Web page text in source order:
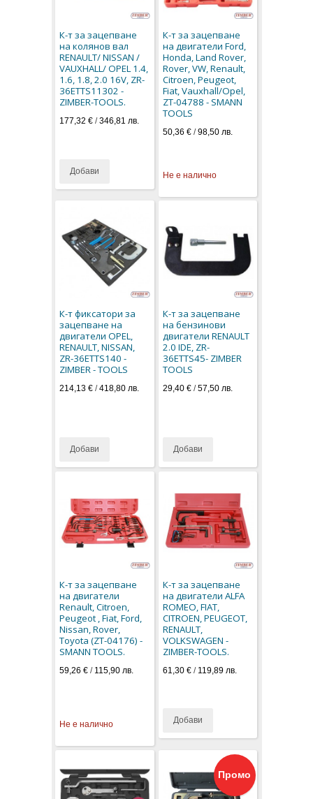
К-т за зацепване
на колянов вал
RENAULT/ NISSAN /
VAUXHALL/ OPEL 1.4,
1.6, 1.8, 2.0 16V, ZR-
36ETTS11302 -
ZIMBER-TOOLS.
177,32 € /346,81 лв.
Добави
К-т за зацепване
на двигатели Ford,
Honda, Land Rover,
Rover, VW, Renault,
Citroen, Peugeot,
Fiat, Vauxhall/Opel,
ZT-04788 - SMANN
TOOLS
50,36 €/98,50 лв.
Не е налично
К-т фиксатори за
зацепване на
двигатели OPEL,
RENAULT, NISSAN,
ZR-36ETTS140 -
ZIMBER - TOOLS
214,13 € /418,80 лв.
Добави
К-т за зацепване
на бензинови
двигатели RENAULT
2.0 IDE, ZR-
36ETTS45- ZIMBER
TOOLS
29,40 €/57,50 лв.
Добави
К-т за зацепване
на двигатели
Renault, Citroen,
Peugeot , Fiat, Ford,
Nissan, Rover,
Toyota (ZT-04176) -
SMANN TOOLS.
59,26 € / 115,90 лв.
Не е налично
К-т за зацепване
на двигатели ALFA
ROMEO, FIAT,
CITROEN, PEUGEOT,
RENAULT,
VOLKSWAGEN -
ZIMBER-TOOLS.
61,30 €/ 119,89 лв.
Добави
Промо